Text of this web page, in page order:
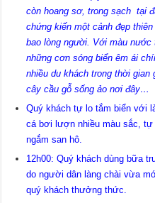
còn hoang sơ, trong sạch tại
chứng kiến một cảnh đẹp
bao lòng người. Với màu
những cơn sóng biển êm ái
nhiều du khách trong thời
cây cầu gỗ sống ảo nơi đây…
Quý khách tự lo tắm biển với
cá bơi lượn nhiều màu sắc,
ngắm san hô.
12h00: Quý khách dùng bữa
do người dân làng chài vừa
quý khách thưởng thức.